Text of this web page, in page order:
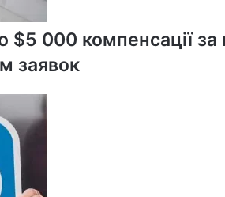
000 компенсації за
заявок